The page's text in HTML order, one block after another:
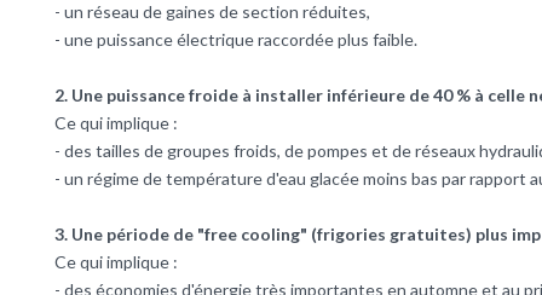
- un réseau de gaines de section réduites,
- une puissance électrique raccordée plus faible.
2. Une puissance froide à installer inférieure de 40 % à celle
Ce qui implique :
- des tailles de groupes froids, de pompes et de réseaux
- un régime de température d'eau glacée moins bas par rapport
3. Une période de "free cooling" (frigories gratuites) plus
Ce qui implique :
- des économies d'énergie très importantes en automne et au